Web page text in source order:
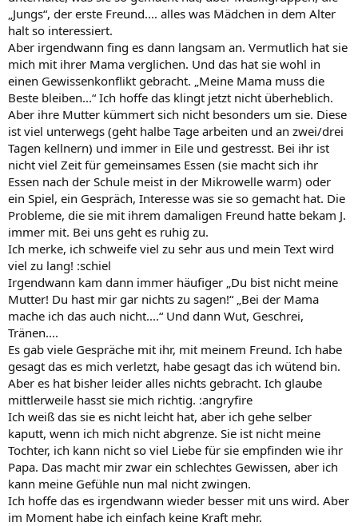
„Jungs“, der erste Freund.... alles was Mädchen in dem Alter
halt so interessiert.
Aber irgendwann fing es dann langsam an. Vermutlich hat sie
mich mit ihrer Mama verglichen. Und das hat sie wohl in
einen Gewissenkonflikt gebracht. „Meine Mama muss die
Beste bleiben...“ Ich hoffe das klingt jetzt nicht überheblich.
Aber ihre Mutter kümmert sich nicht besonders um sie. Diese
ist viel unterwegs (geht halbe Tage arbeiten und an zwei/drei
Tagen kellnern) und immer in Eile und gestresst. Bei ihr ist
nicht viel Zeit für gemeinsames Essen (sie macht sich ihr
Essen nach der Schule meist in der Mikrowelle warm) oder
ein Spiel, ein Gespräch, Interesse was sie so gemacht hat. Die
Probleme, die sie mit ihrem damaligen Freund hatte bekam J.
immer mit. Bei uns geht es ruhig zu.
Ich merke, ich schweife viel zu sehr aus und mein Text wird
viel zu lang! :schiel
Irgendwann kam dann immer häufiger „Du bist nicht meine
Mutter! Du hast mir gar nichts zu sagen!“ „Bei der Mama
mache ich das auch nicht....“ Und dann Wut, Geschrei,
Tränen....
Es gab viele Gespräche mit ihr, mit meinem Freund. Ich habe
gesagt das es mich verletzt, habe gesagt das ich wütend bin.
Aber es hat bisher leider alles nichts gebracht. Ich glaube
mittlerweile hasst sie mich richtig. :angryfire
Ich weiß das sie es nicht leicht hat, aber ich gehe selber
kaputt, wenn ich mich nicht abgrenze. Sie ist nicht meine
Tochter, ich kann nicht so viel Liebe für sie empfinden wie ihr
Papa. Das macht mir zwar ein schlechtes Gewissen, aber ich
kann meine Gefühle nun mal nicht zwingen.
Ich hoffe das es irgendwann wieder besser mit uns wird. Aber
im Moment habe ich einfach keine Kraft mehr.